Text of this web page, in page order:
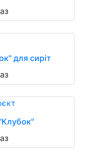
для сиріт